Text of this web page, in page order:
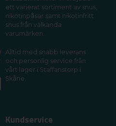
ett varierat sortiment av snus,
nikotinpåsar samt nikotinfritt
snus från välkända
varumärken.
Alltid med snabb leverans
och personlig service från
vårt lager i Staffanstorp i
Skåne.
Kundservice